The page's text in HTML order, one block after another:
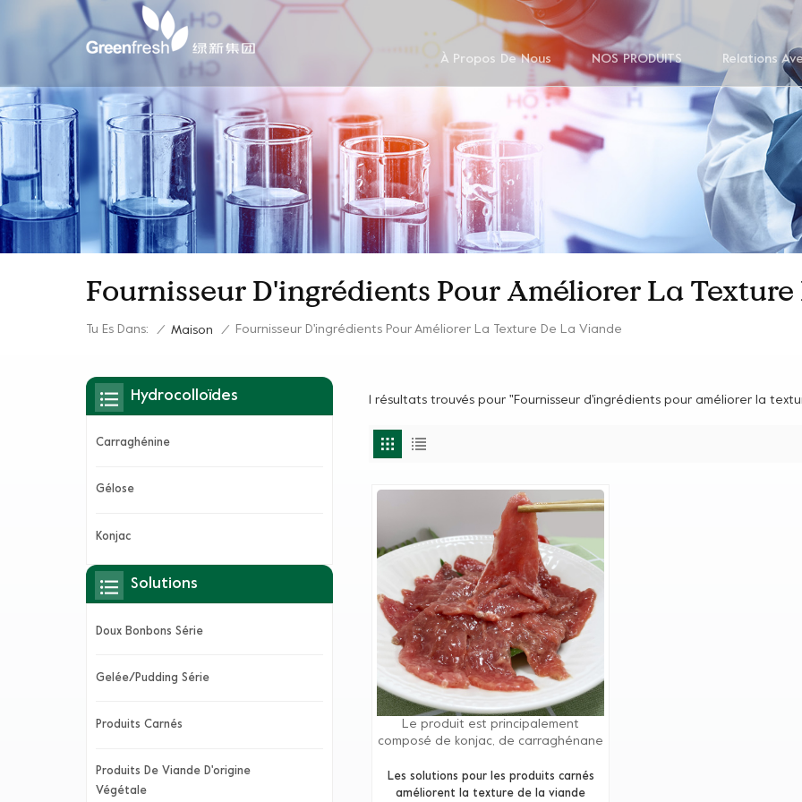
À Propos De Nous NOS PRODUITS Relations
Fournisseur D'ingrédients Pour Améliorer La
Tu Es Dans: / Maison / Fournisseur D'ingrédients Pour Améliorer La Texture De La Viande
1 résultats trouvés pour "Fournisseur d'ingrédients pour améliorer la
Le produit est principalement
composé de konjac, de carraghénane
synergique, avec une viscosité élevée,
des performances élevées et est
Les solutions pour les produits carnés
améliorent la texture de la viande
Hydrocolloïdes
Carraghénine
Gélose
Konjac
Solutions
Doux Bonbons Série
Gelée/Pudding Série
Produits Carnés
Produits De Viande D'origine
Végétale